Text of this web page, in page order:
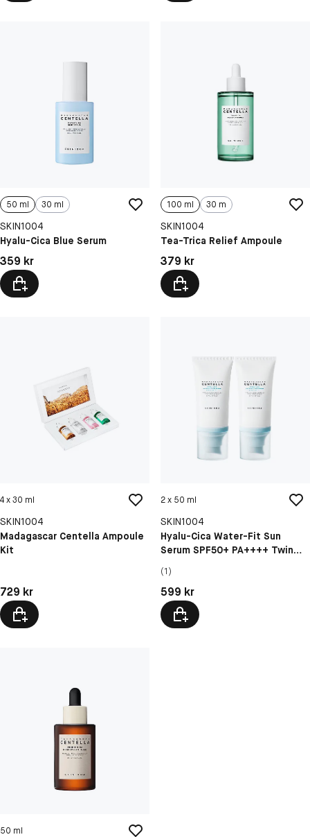
50 ml 30 ml
SKIN1004
Hyalu-Cica Blue Serum
Pris: 359 kr
359 kr
100 ml 30 m
SKIN1004
Tea-Trica Relief Ampoule
Pris: 379 kr
379 kr
4 x 30 ml
SKIN1004
Madagascar Centella Ampoule
Kit
Pris: 729 kr
729 kr
2 x 50 ml
SKIN1004
Hyalu-Cica Water-Fit Sun
Serum SPF50+ PA++++ Twin
(1)
Pris: 599 kr
599 kr
50 ml